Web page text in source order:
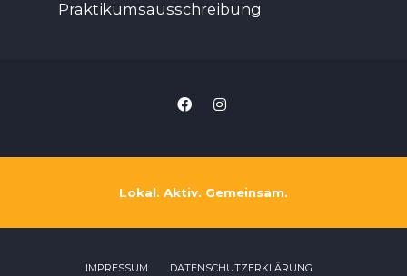
Praktikumsausschreibung
Lokal. Aktiv. Gemeinsam.
IMPRESSUM DATENSCHUTZERKLÄRUNG